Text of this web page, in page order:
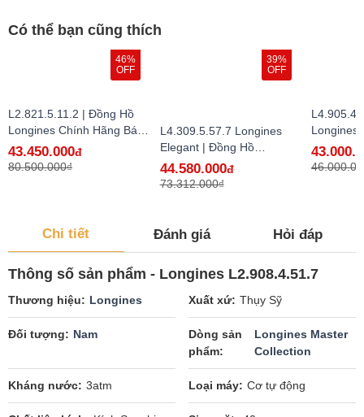
Có thể bạn cũng thích
46%
OFF
L2.821.5.11.2 | Đồng Hồ
Longines Chính Hãng Bán
Lẻ Tại VN - hàng lướt
43.450.000đ
80.500.000₫
39%
OFF
L4.309.5.57.7 Longines
Elegant | Đồng Hồ
Longines Chính Hãng Bán
Lẻ Tại VN
44.580.000đ
73.312.000₫
Longines
Lẻ Tại VN
Chi tiết Đánh giá Hỏi đáp
Thông số sản phẩm - Longines L2.908.4.51.7
Thương hiệu Longines Xuất xứ Thụy Sỹ
Đối tượng Nam
Dòng sản
phẩm
Longines Master
Collection
Kháng nước 3atm Loại máy Cơ tự động